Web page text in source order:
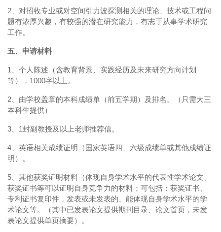
2、对招收专业或对空间引力波探测相关的理论、技术或工程问
题有浓厚兴趣，有较强的潜在研究能力，有志于从事学术研究
工作。
五、申请材料
1、个人陈述（含教育背景、实践经历及未来研究方向计划
等），1000字以上。
2、由学校盖章的本科成绩单（前五学期）及排名。（只需大三
本科生提供）
3、1封副教授及以上老师推荐信。
4、英语相关成绩证明（国家英语四、六级成绩单或其他成绩证
明）。
5、其他获奖证明材料（体现自身学术水平的代表性学术论文、
获奖证书等可以证明自身竞争力的材料；可包括：获奖证书、
专利证书复印件，发表或未发表的、能体现自身学术水平的学
术论文等。（其中已发表论文提供期刊目录、论文首页，未发
表论文提供单页摘要）。